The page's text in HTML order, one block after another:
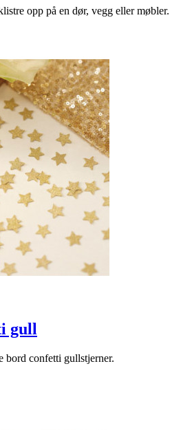
opp på en dør, vegg eller møbler.
gull
bord confetti gullstjerner.